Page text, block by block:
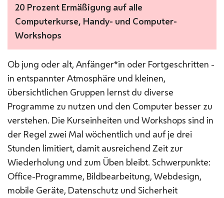
20 Prozent Ermäßigung auf alle
Computerkurse, Handy- und Computer-
Workshops
Ob jung oder alt, Anfänger*in oder Fortgeschritten -
in entspannter Atmosphäre und kleinen,
übersichtlichen Gruppen lernst du diverse
Programme zu nutzen und den Computer besser zu
verstehen. Die Kurseinheiten und Workshops sind in
der Regel zwei Mal wöchentlich und auf je drei
Stunden limitiert, damit ausreichend Zeit zur
Wiederholung und zum Üben bleibt. Schwerpunkte:
Office-Programme, Bildbearbeitung, Webdesign,
mobile Geräte, Datenschutz und Sicherheit